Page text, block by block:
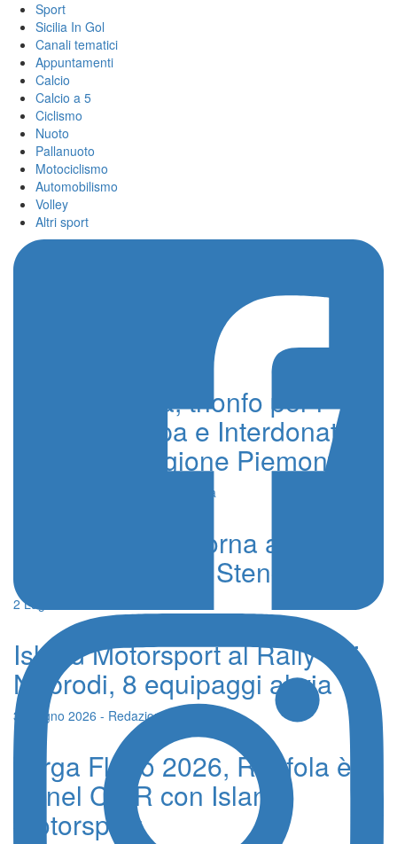
Sport
Sicilia In Gol
Canali tematici
Appuntamenti
Calcio
Calcio a 5
Ciclismo
Nuoto
Pallanuoto
Motociclismo
Automobilismo
Volley
Altri sport
Trofeo Lancia, trionfo per i
siciliani Rappa e Interdonato al
20° Rally Regione Piemonte
3 Agosto 2026 - Comunicati Stampa
Ciro Barbaccia torna alla
Giarre-Milo sulla Stenger BMW
2 Luglio 2026 - Redazione
Island Motorsport al Rally dei
Nebrodi, 8 equipaggi al via
3 Giugno 2026 - Redazione
Targa Florio 2026, Runfola è
6° nel CIAR con Island
Motorsport